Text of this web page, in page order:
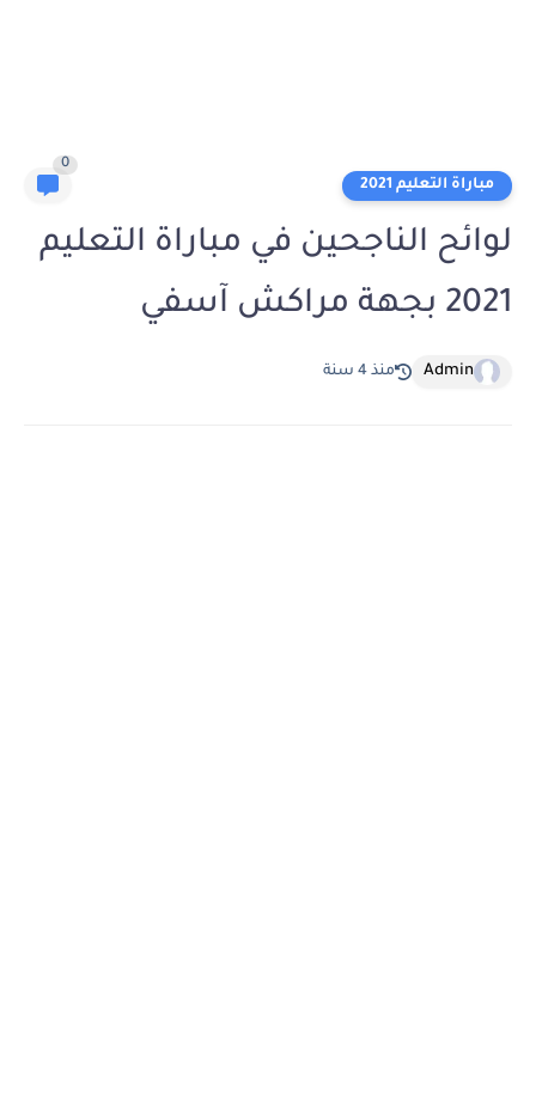
مباراة التعليم 2021
0
لوائح الناجحين في مباراة التعليم
2021 بجهة مراكش آسفي
Admin منذ 4 سنة